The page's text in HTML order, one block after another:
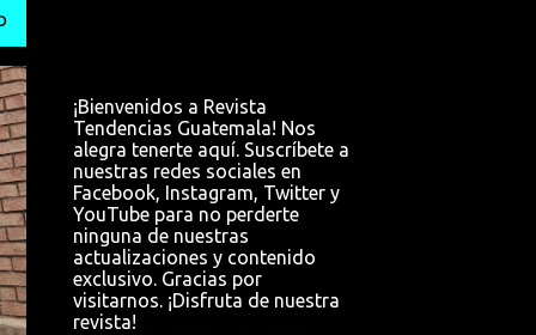
¡Bienvenidos a Revista
Tendencias Guatemala! Nos
alegra tenerte aquí. Suscríbete a
nuestras redes sociales en
Facebook, Instagram, Twitter y
YouTube para no perderte
ninguna de nuestras
actualizaciones y contenido
exclusivo. Gracias por
visitarnos. ¡Disfruta de nuestra
revista!